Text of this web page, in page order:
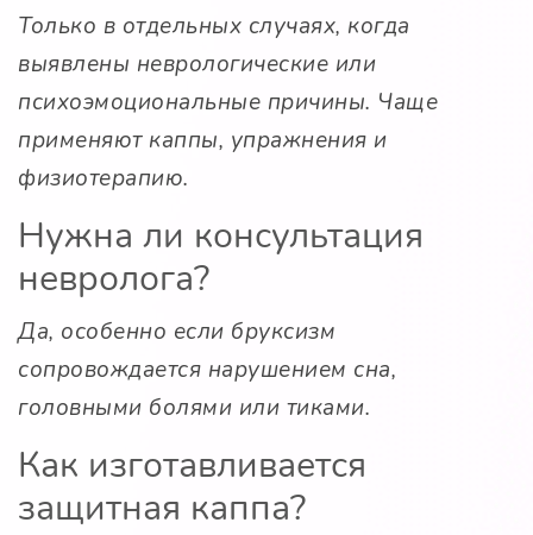
Только в отдельных случаях, когда
выявлены неврологические или
психоэмоциональные причины. Чаще
применяют каппы, упражнения и
физиотерапию.
Нужна ли консультация
невролога?
Да, особенно если бруксизм
сопровождается нарушением сна,
головными болями или тиками.
Как изготавливается
защитная каппа?